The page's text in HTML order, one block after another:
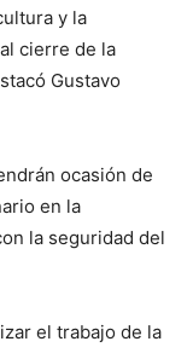
y la
cierre de la
Gustavo
ocasión de
en la
la seguridad del
el trabajo de la